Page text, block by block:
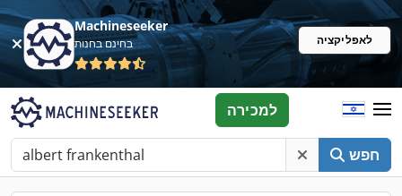
Machineseeker
בחינם בחנות לאפליקציה
חפש
למכירה